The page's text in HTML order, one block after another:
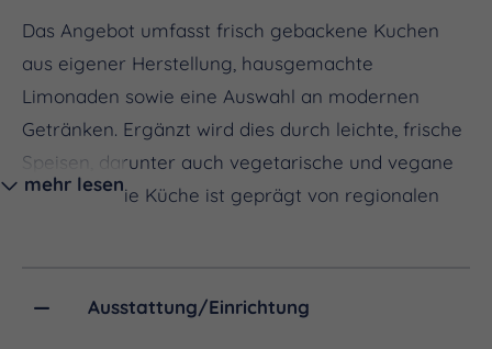
Das Angebot umfasst frisch gebackene Kuchen
aus eigener Herstellung, hausgemachte
Limonaden sowie eine Auswahl an modernen
Getränken. Ergänzt wird dies durch leichte, frische
Speisen, darunter auch vegetarische und vegane
Optionen. Die Küche ist geprägt von regionalen
entspanntes Abendessen oder einen Drink nach
mehr lesen
Ausstattung/Einrichtung